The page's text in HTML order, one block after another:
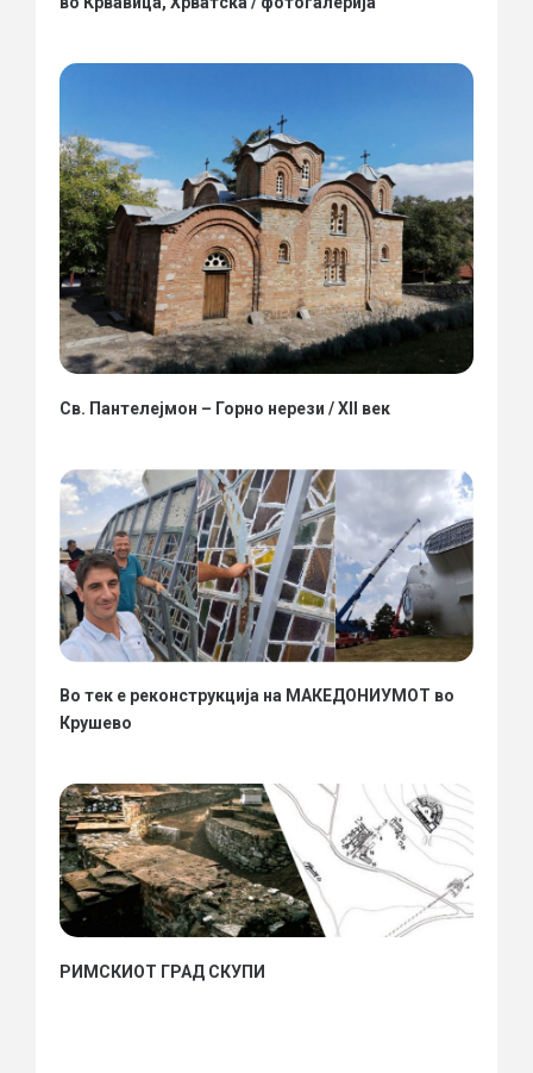
Св. Пантелејмон – Горно нерези / XII век
Во тек е реконструкција на МАКЕДОНИУМОТ во
Крушево
РИМСКИОТ ГРАД СКУПИ